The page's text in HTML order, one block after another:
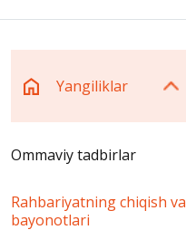
Yangiliklar
Ommaviy tadbirlar
Rahbariyatning chiqish va
bayonotlari